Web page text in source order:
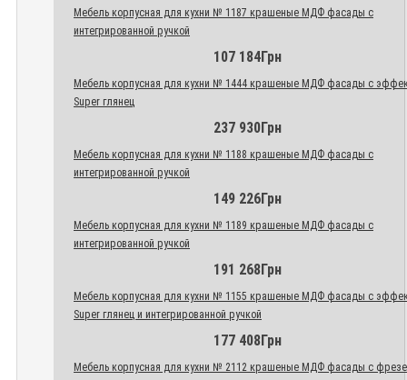
Мебель корпусная для кухни № 1187 крашеные МДФ фасады с
интегрированной ручкой
107 184Грн
Мебель корпусная для кухни № 1444 крашеные МДФ фасады с
Super глянец
237 930Грн
Мебель корпусная для кухни № 1188 крашеные МДФ фасады с
интегрированной ручкой
149 226Грн
Мебель корпусная для кухни № 1189 крашеные МДФ фасады с
интегрированной ручкой
191 268Грн
Мебель корпусная для кухни № 1155 крашеные МДФ фасады с
Super глянец и интегрированной ручкой
177 408Грн
Мебель корпусная для кухни № 2112 крашеные МДФ фасады с